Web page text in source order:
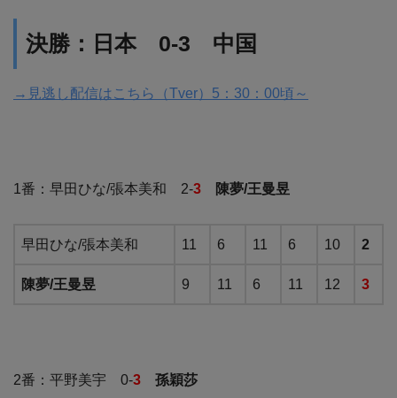
決勝：日本 0-3 中国
→見逃し配信はこちら（Tver）5：30：00頃～
1番：早田ひな/張本美和 2-3 陳夢/王曼昱
早田ひな/張本美和 11 6 11 6 10 2
陳夢/王曼昱 9 11 6 11 12 3
2番：平野美宇 0-3 孫穎莎